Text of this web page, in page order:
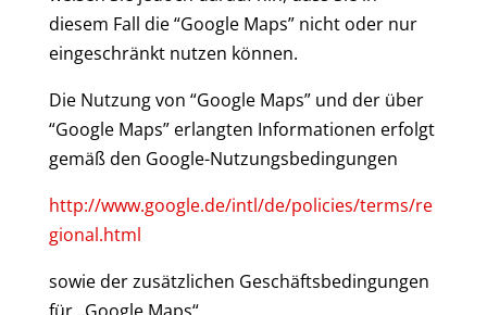
diesem Fall die “Google Maps” nicht oder nur
eingeschränkt nutzen können.
Die Nutzung von “Google Maps” und der über
“Google Maps” erlangten Informationen erfolgt
gemäß den Google-Nutzungsbedingungen
http://www.google.de/intl/de/policies/terms/re
gional.html
sowie der zusätzlichen Geschäftsbedingungen